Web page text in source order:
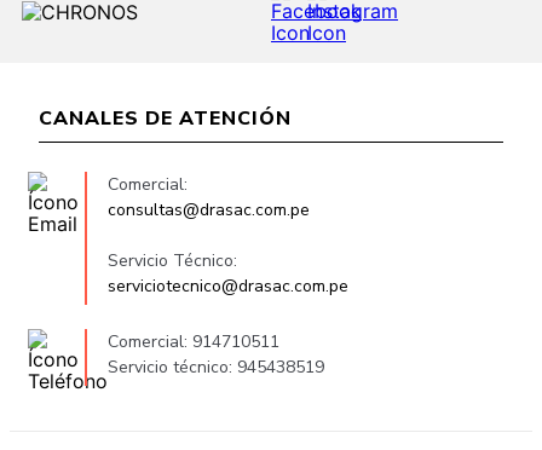
CANALES DE ATENCIÓN
Comercial:
consultas@drasac.com.pe
Servicio Técnico:
serviciotecnico@drasac.com.pe
Comercial: 914710511
Servicio técnico: 945438519